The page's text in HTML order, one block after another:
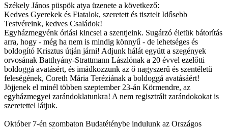
Székely János püspök atya üzenete a következő:
Kedves Gyerekek és Fiatalok, szeretett és tisztelt Idősebb
Testvéreink, kedves Családok!
Egyházmegyénk óriási kincsei a szentjeink. Sugárzó életük bátorítás
arra, hogy - még ha nem is mindig könnyű - de lehetséges és
boldogító Krisztus útján járni! Adjunk hálát együtt a szegények
orvosának Batthyány-Strattmann Lászlónak a 20 évvel ezelőtti
boldoggá avatásért, és imádkozzunk az ő nagyszerű és szentéletű
feleségének, Coreth Mária Teréziának a boldoggá avatásáért!
Jöjjenek el minél többen szeptember 23-án Körmendre, az
egyházmegyei zarándoklatunkra! A nem regisztrált zarándokokat is
szeretettel látjuk.
Október 7-én szombaton Budatéténybe indulunk az Országos